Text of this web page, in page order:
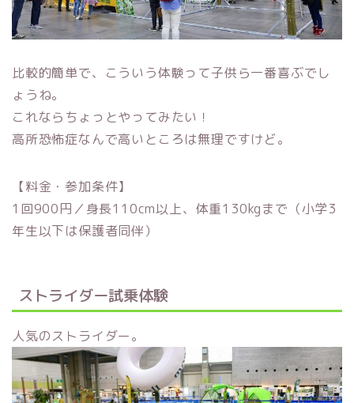
比較的簡単で、こういう体験って子供ら一番喜ぶでし
ょうね。
これならちょっとやってみたい！
高所恐怖症なんで高いところは無理ですけど。
【料金・参加条件】
1回900円／身長110cm以上、体重130kgまで（小学3
年生以下は保護者同伴）
ストライダー試乗体験
人気のストライダー。